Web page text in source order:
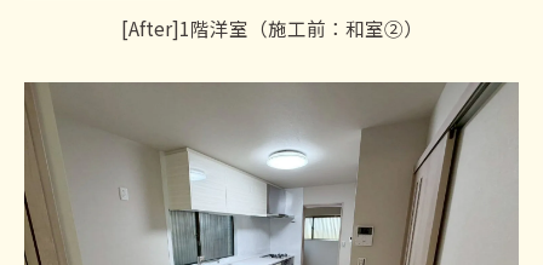
[After]1階洋室（施工前：和室②）